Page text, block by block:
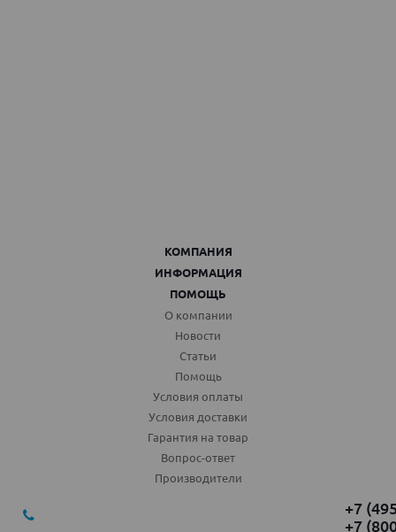
КОМПАНИЯ
ИНФОРМАЦИЯ
ПОМОЩЬ
О компании
Новости
Статьи
Помощь
Условия оплаты
Условия доставки
Гарантия на товар
Вопрос-ответ
Производители
+7
+7